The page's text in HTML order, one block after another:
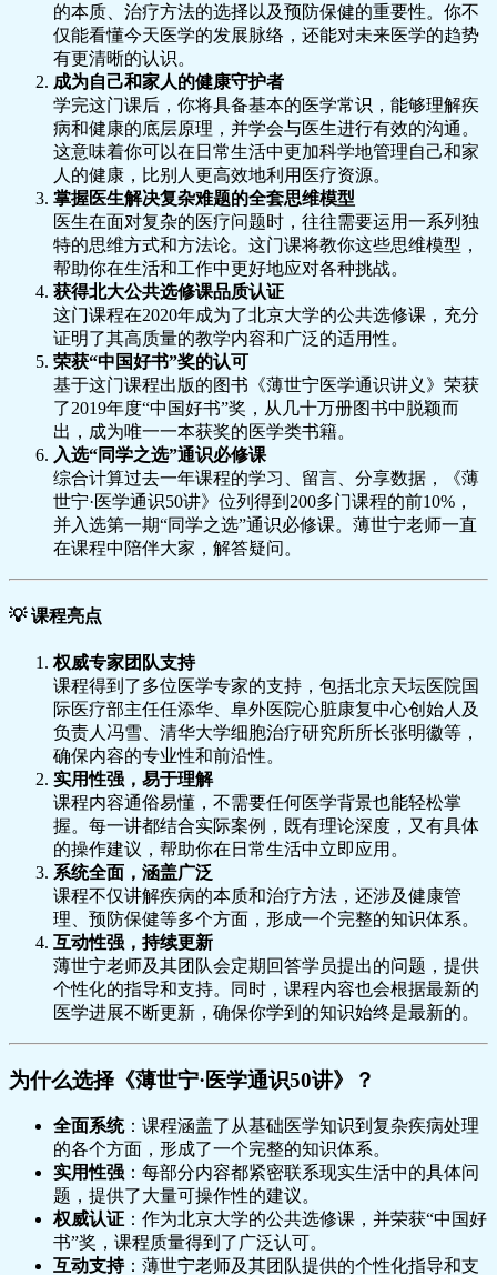
的本质、治疗方法的选择以及预防保健的重要性。你不
仅能看懂今天医学的发展脉络，还能对未来医学的趋势
有更清晰的认识。
成为自己和家人的健康守护者
学完这门课后，你将具备基本的医学常识，能够理解疾
病和健康的底层原理，并学会与医生进行有效的沟通。
这意味着你可以在日常生活中更加科学地管理自己和家
人的健康，比别人更高效地利用医疗资源。
掌握医生解决复杂难题的全套思维模型
医生在面对复杂的医疗问题时，往往需要运用一系列独
特的思维方式和方法论。这门课将教你这些思维模型，
帮助你在生活和工作中更好地应对各种挑战。
获得北大公共选修课品质认证
这门课程在2020年成为了北京大学的公共选修课，充分
证明了其高质量的教学内容和广泛的适用性。
荣获“中国好书”奖的认可
基于这门课程出版的图书《薄世宁医学通识讲义》荣获
了2019年度“中国好书”奖，从几十万册图书中脱颖而
出，成为唯一一本获奖的医学类书籍。
入选“同学之选”通识必修课
综合计算过去一年课程的学习、留言、分享数据，《薄
世宁·医学通识50讲》位列得到200多门课程的前10%，
并入选第一期“同学之选”通识必修课。薄世宁老师一直
在课程中陪伴大家，解答疑问。
💡课程亮点
权威专家团队支持
课程得到了多位医学专家的支持，包括北京天坛医院国
际医疗部主任任添华、阜外医院心脏康复中心创始人及
负责人冯雪、清华大学细胞治疗研究所所长张明徽等，
确保内容的专业性和前沿性。
实用性强，易于理解
课程内容通俗易懂，不需要任何医学背景也能轻松掌
握。每一讲都结合实际案例，既有理论深度，又有具体
的操作建议，帮助你在日常生活中立即应用。
系统全面，涵盖广泛
课程不仅讲解疾病的本质和治疗方法，还涉及健康管
理、预防保健等多个方面，形成一个完整的知识体系。
互动性强，持续更新
薄世宁老师及其团队会定期回答学员提出的问题，提供
个性化的指导和支持。同时，课程内容也会根据最新的
医学进展不断更新，确保你学到的知识始终是最新的。
为什么选择《薄世宁·医学通识50讲》？
全面系统：课程涵盖了从基础医学知识到复杂疾病处理
的各个方面，形成了一个完整的知识体系。
实用性强 ：每部分内容都紧密联系现实生活中的具体问
题，提供了大量可操作性的建议。
权威认证 ：作为北京大学的公共选修课，并荣获“中国好
书”奖，课程质量得到了广泛认可。
互动支持：薄世宁老师及其团队提供的个性化指导和支